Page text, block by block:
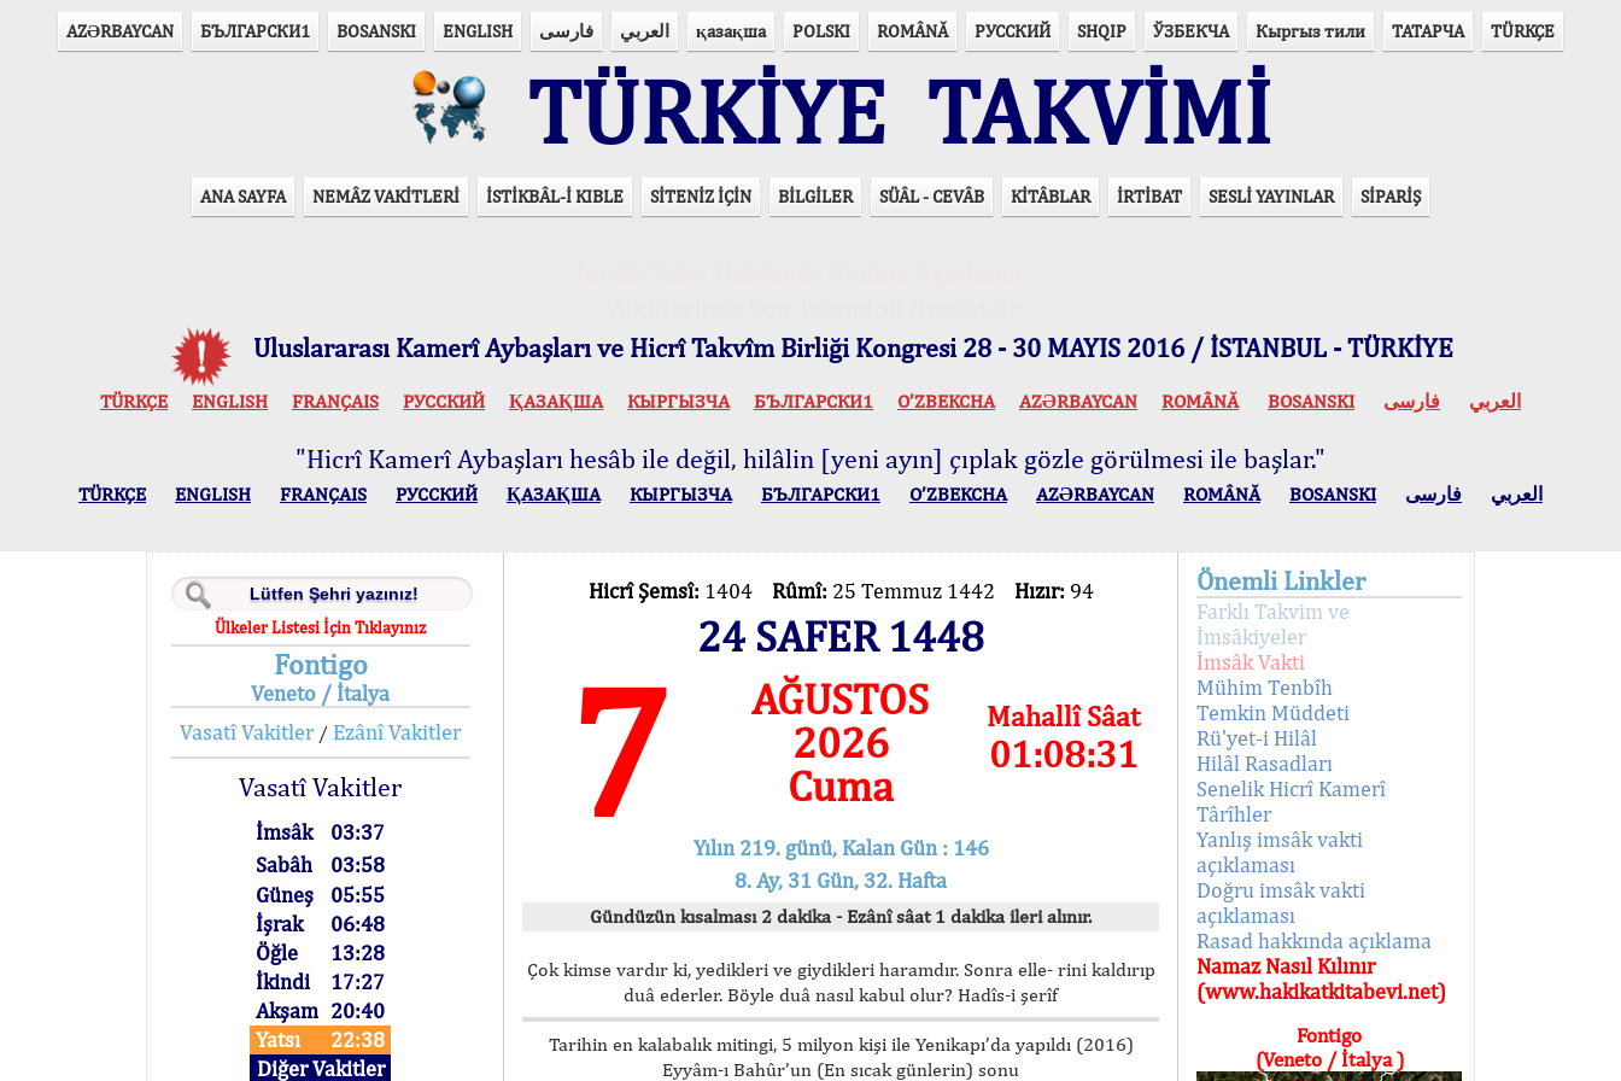
AZӘRBAYCAN БЪЛГАРСКИ1 BOSANSKI ENGLISH فارسی العربي қазақша POLSKI ROMÂNĂ РУССКИЙ SHQIP ЎЗБЕКЧА Кыргыз тили ТАТАРЧА TÜRKÇE
TÜRKİYE TAKVİMİ
ANA SAYFA NEMÂZ VAKİTLERİ İSTİKBÂL-İ KIBLE SİTENİZ İÇİN BİLGİLER SÜÂL - CEVÂB KİTÂBLAR İRTİBAT SESLİ YAYINLAR SİPARİŞ
Uluslararası Kamerî Aybaşları ve Hicrî Takvîm Birliği Kongresi 28 - 30 MAYIS 2016 / İSTANBUL - TÜRKİYE
TÜRKÇE ENGLISH FRANÇAIS РУССКИЙ ҚАЗАҚША КЫPГЫЗЧA БЪЛГАРСКИ1 O’ZBEKCHA AZӘRBAYCAN ROMÂNĂ BOSANSKI العربي فارسی
"Hicrî Kamerî Aybaşları hesâb ile değil, hilâlin [yeni ayın] çıplak gözle görülmesi ile başlar."
TÜRKÇE ENGLISH FRANÇAIS РУССКИЙ ҚАЗАҚША КЫPГЫЗЧA БЪЛГАРСКИ1 O’ZBEKCHA AZӘRBAYCAN ROMÂNĂ BOSANSKI العربي فارسی
Ülkeler Listesi İçin Tıklayınız
Fontigo
Veneto / İtalya
Vasatî Vakitler/ Ezânî Vakitler
Vasatî Vakitler
İmsâk
03:37
Sabâh
03:58
Güneş
05:55
İşrak
06:48
Öğle
13:28
İkindi
17:27
Akşam 20:40
Yatsı
22:38
Diğer Vakitler
Hicrî Şemsî: 1404 Rûmî: 25 Temmuz 1442 Hızır: 94
24 SAFER 1448
7
AĞUSTOS
2026
Cuma
Mahallî Sâat
01:08:31
Yılın 219. günü, Kalan Gün : 146
8. Ay, 31 Gün, 32. Hafta
Gündüzün kısalması 2 dakika - Ezânî sâat 1 dakika ileri alınır.
Çok kimse vardır ki, yedikleri ve giydikleri haramdır. Sonra elle- rini kaldırıp
duâ ederler. Böyle duâ nasıl kabul olur? Hadîs-i şerîf
Tarihin en kalabalık mitingi, 5 milyon kişi ile Yenikapı’da yapıldı (2016)
Eyyâm-ı Bahûr’un (En sıcak günlerin) sonu
Önemli Linkler
Farklı Takvim ve
İmsâkiyeler
İmsâk Vakti
Mühim Tenbîh
Temkin Müddeti
Rü'yet-i Hilâl
Hilâl Rasadları
Senelik Hicrî Kamerî
Târîhler
Yanlış imsâk vakti
açıklaması
Doğru imsâk vakti
açıklaması
Rasad hakkında açıklama
Namaz Nasıl Kılınır
(www.hakikatkitabevi.net)
Fontigo
(Veneto / İtalya )